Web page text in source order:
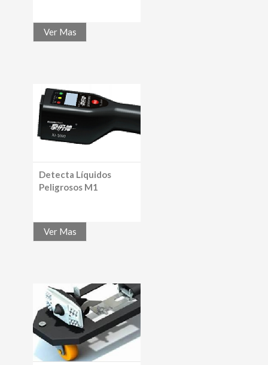
Ver Mas
Detecta Líquidos
Peligrosos M1
Ver Mas